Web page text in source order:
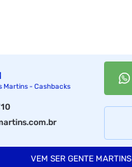
Martins - Cashbacks
VEM SER GENTE MARTINS